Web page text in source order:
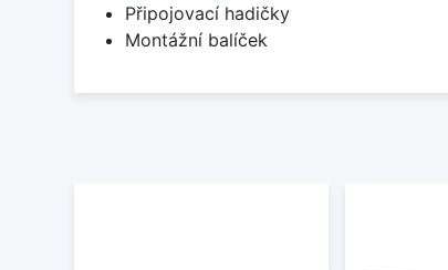
Připojovací hadičky
Montážní balíček